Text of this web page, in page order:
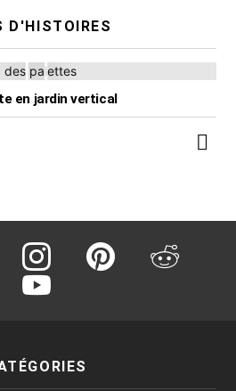
D'HISTOIRES
en jardin vertical
instagram pinterest reddit
youtube